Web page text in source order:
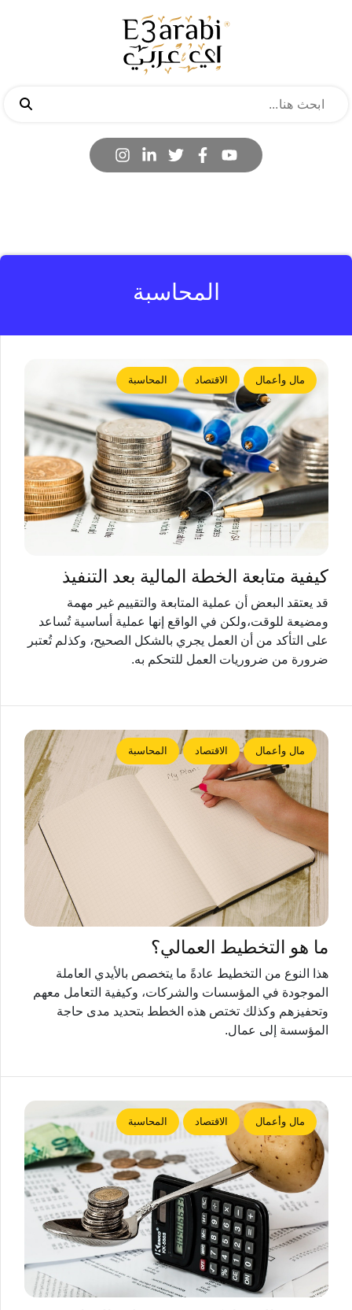
المحاسبة
مال وأعمال الاقتصاد المحاسبة
كيفية متابعة الخطة المالية بعد التنفيذ
قد يعتقد البعض أن عملية المتابعة والتقييم غير مهمة
ومضيعة للوقت،ولكن في الواقع إنها عملية أساسية تُساعد
على التأكد من أن العمل يجري بالشكل الصحيح، وكذلم تُعتبر
ضرورة من ضروريات العمل للتحكم به.
مال وأعمال الاقتصاد المحاسبة
ما هو التخطيط العمالي؟
هذا النوع من التخطيط عادةً ما يتخصص بالأيدي العاملة
الموجودة في المؤسسات والشركات، وكيفية التعامل معهم
وتحفيزهم وكذلك تختص هذه الخطط بتحديد مدى حاجة
المؤسسة إلى عمال.
مال وأعمال الاقتصاد المحاسبة